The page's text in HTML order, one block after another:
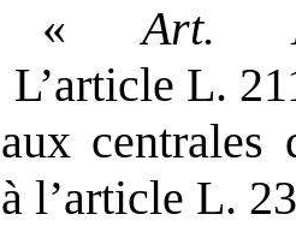
«Art.
L’article L.
aux centrales
à l’article L.